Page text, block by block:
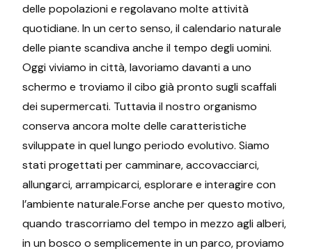
delle popolazioni e regolavano molte attività
quotidiane. In un certo senso, il calendario naturale
delle piante scandiva anche il tempo degli uomini.
Oggi viviamo in città, lavoriamo davanti a uno
schermo e troviamo il cibo già pronto sugli scaffali
dei supermercati. Tuttavia il nostro organismo
conserva ancora molte delle caratteristiche
sviluppate in quel lungo periodo evolutivo. Siamo
stati progettati per camminare, accovacciarci,
allungarci, arrampicarci, esplorare e interagire con
l’ambiente naturale.Forse anche per questo motivo,
quando trascorriamo del tempo in mezzo agli alberi,
in un bosco o semplicemente in un parco, proviamo